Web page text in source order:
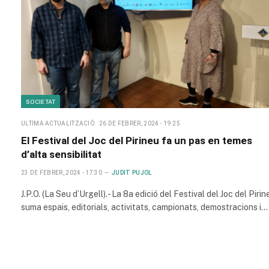
SOCIETAT
ULTIMA ACTUALITZACIÓ 26 DE FEBRER, 2024 - 19:25
El Festival del Joc del Pirineu fa un pas en temes
d’alta sensibilitat
23 DE FEBRER, 2024 - 17:30 JUDIT PUJOL
J.P.O. (La Seu d’Urgell).- La 8a edició del Festival del Joc del
suma espais, editorials, activitats, campionats, demostracions i…